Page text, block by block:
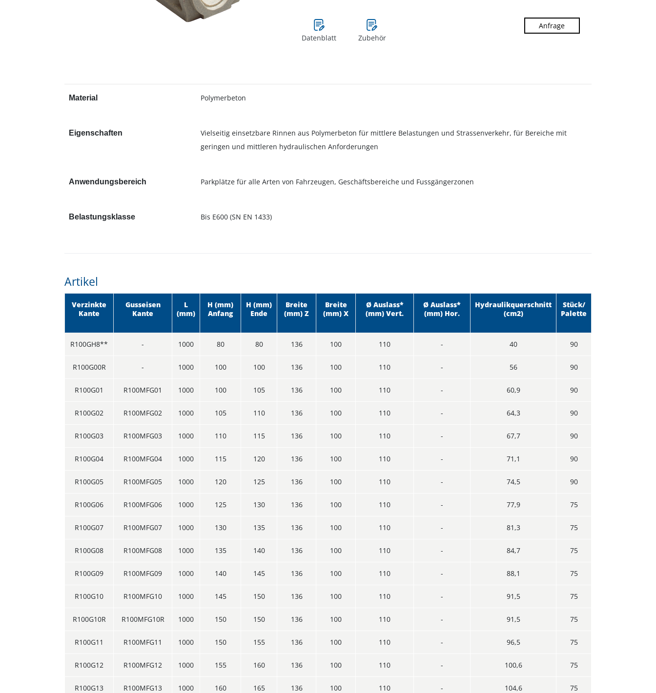
Datenblatt Zubehör
Anfrage
Material Polymerbeton
Eigenschaften
Vielseitig einsetzbare Rinnen aus Polymerbeton für mittlere Belastungen und Strassenverkehr, für Bereiche mit
geringen und mittleren hydraulischen Anforderungen
Anwendungsbereich Parkplätze für alle Arten von Fahrzeugen, Geschäftsbereiche und Fussgängerzonen
Belastungsklasse Bis E600 (SN EN 1433)
Artikel
Verzinkte
Kante
Gusseisen
Kante
L
(mm)
H (mm)
Anfang
H (mm)
Ende
Breite
(mm) Z
Breite
(mm) X
Ø Auslass*
(mm) Vert.
Ø Auslass*
(mm) Hor.
Hydraulikquerschnitt
(cm2)
Stück/
Palette
R100GH8** - 1000 80 80 136 100 110 - 40 90
R100G00R - 1000 100 100 136 100 110 - 56 90
R100G01 R100MFG01 1000 100 105 136 100 110 - 60,9 90
R100G02 R100MFG02 1000 105 110 136 100 110 - 64,3 90
R100G03 R100MFG03 1000 110 115 136 100 110 - 67,7 90
R100G04 R100MFG04 1000 115 120 136 100 110 - 71,1 90
R100G05 R100MFG05 1000 120 125 136 100 110 - 74,5 90
R100G06 R100MFG06 1000 125 130 136 100 110 - 77,9 75
R100G07 R100MFG07 1000 130 135 136 100 110 - 81,3 75
R100G08 R100MFG08 1000 135 140 136 100 110 - 84,7 75
R100G09 R100MFG09 1000 140 145 136 100 110 - 88,1 75
R100G10 R100MFG10 1000 145 150 136 100 110 - 91,5 75
R100G10R R100MFG10R 1000 150 150 136 100 110 - 91,5 75
R100G11 R100MFG11 1000 150 155 136 100 110 - 96,5 75
R100G12 R100MFG12 1000 155 160 136 100 110 - 100,6 75
R100G13 R100MFG13 1000 160 165 136 100 110 - 104,6 75